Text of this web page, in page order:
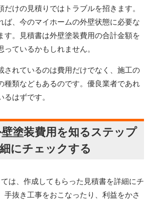
だけの見積りではトラブルを招きます。
ば、今のマイホームの外壁状態に必要な
す。見積書は外壁塗装費用の合計金額を
ているかもしれません。
されているのは費用だけでなく、施工の
種類などもあるのです。優良業者であれ
はずです。
塗装費用を知るステップ
にチェックする
は、作成してもらった見積書を詳細にチ
手抜き工事をおこなったり、利益をかさ